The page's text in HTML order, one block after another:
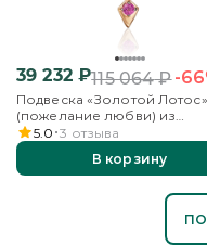
39 232₽115 064₽-
Подвеска «Золотой Лотос»
(пожелание любви) из
комбинированного золота
гранатом, бесцветными
топазами и эмалью
5.0 3 отзыва
В корзину